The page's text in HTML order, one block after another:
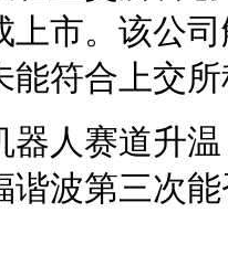
上市。该公
能符合上交
器人赛道升
谐波第三次